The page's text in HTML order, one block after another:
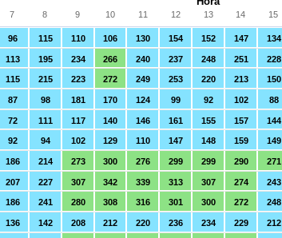
96 115 110 106 130 154 152 147 134
113 195 234 266 240 237 248 251 228
115 215 223 272 249 253 220 213 150
87 98 181 170 124 99 92 102 88
72 111 117 140 146 161 155 157 144
92 94 102 129 110 147 148 159 149
186 214 273 300 276 299 299 290 271
207 227 307 342 339 313 307 274 243
186 241 280 308 316 301 300 272 248
136 142 208 212 220 236 234 229 212
7 8 9 10 11 12 13 14 15